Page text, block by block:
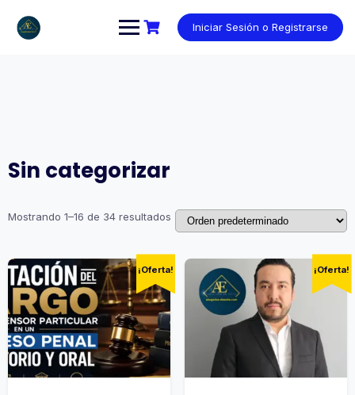
contenido
Iniciar Sesión o Registrarse
Sin categorizar
Mostrando 1–16 de 34 resultados
¡Oferta! ¡Oferta!